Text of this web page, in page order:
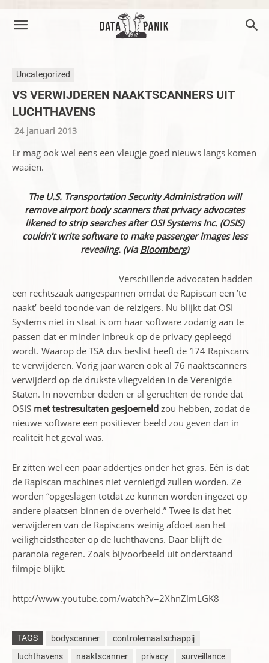
Uncategorized
VS VERWIJDEREN NAAKTSCANNERS UIT
LUCHTHAVENS
24 januari 2013
Er mag ook wel eens een vleugje goed nieuws langs komen
waaien.
The U.S. Transportation Security Administration will
remove airport body scanners that privacy advocates
likened to strip searches after OSI Systems Inc. (OSIS)
couldn’t write software to make passenger images less
revealing. (viaBloomberg)
Verschillende advocaten hadden
een rechtszaak aangespannen omdat de Rapiscan een ’te
naakt’ beeld toonde van de reizigers. Nu blijkt dat OSI
Systems niet in staat is om haar software zodanig aan te
passen dat er minder inbreuk op de privacy gepleegd
wordt. Waarop de TSA dus beslist heeft de 174 Rapiscans
te verwijderen. Vorig jaar waren ook al 76 naaktscanners
verwijderd op de drukste vliegvelden in de Verenigde
Staten. In november deden er al geruchten de ronde dat
OSIS met testresultaten gesjoemeld zou hebben, zodat de
nieuwe software een positiever beeld zou geven dan in
realiteit het geval was.
Er zitten wel een paar addertjes onder het gras. Eén is dat
de Rapiscan machines niet vernietigd zullen worden. Ze
worden “opgeslagen totdat ze kunnen worden ingezet op
andere plaatsen binnen de overheid.” Twee is dat het
verwijderen van de Rapiscans weinig afdoet aan het
veiligheidstheater op de luchthavens. Daar blijft de
paranoia regeren. Zoals bijvoorbeeld uit onderstaand
filmpje blijkt.
http://www.youtube.com/watch?v=2XhnZlmLGK8
TAGS bodyscanner
controlemaatschappij
luchthavens
naaktscanner privacy
surveillance